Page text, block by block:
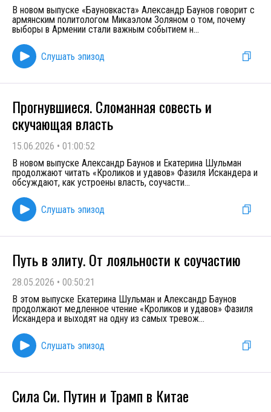
В новом выпуске «Бауновкаста» Александр Баунов говорит с
армянским политологом Микаэлом Золяном о том, почему
выборы в Армении стали важным событием н...
Слушать эпизод
Прогнувшиеся. Сломанная совесть и
скучающая власть
15.06.2026 • 01:00:52
В новом выпуске Александр Баунов и Екатерина Шульман
продолжают читать «Кроликов и удавов» Фазиля Искандера и
обсуждают, как устроены власть, соучасти...
Слушать эпизод
Путь в элиту. От лояльности к соучастию
28.05.2026 • 00:50:21
В этом выпуске Екатерина Шульман и Александр Баунов
продолжают медленное чтение «Кроликов и удавов» Фазиля
Искандера и выходят на одну из самых тревож...
Слушать эпизод
Сила Си. Путин и Трамп в Китае